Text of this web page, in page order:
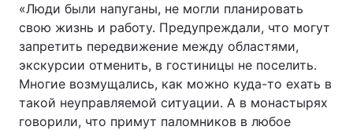
Економіка Світ
Спорт Наука
Техно і зв'язок Лайт
Зброя Інциденти
«Люди были напуганы, не могли планировать
свою жизнь и работу. Предупреждали, что могут
запретить передвижение между областями,
экскурсии отменить, в гостиницы не поселить.
Многие возмущались, как можно куда-то ехать в
такой неуправляемой ситуации. А в монастырях
говорили, что примут паломников в любое